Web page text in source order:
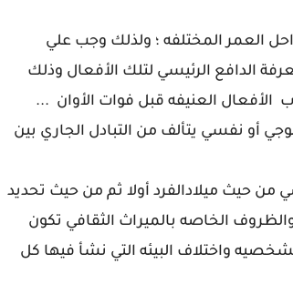
العمر المختلفه ؛ ولذلك وجب علي
الدافع الرئيسي لتلك الأفعال وذلك
العنيفه قبل فوات الأوان ...
أو نفسي يتألف من التبادل الجاري بين
من حيث ميلادالفرد أولا ثم من حيث تحديد
الخاصه بالميراث الثقافي تكون
واختلاف البيئه التي نشأ فيها كل